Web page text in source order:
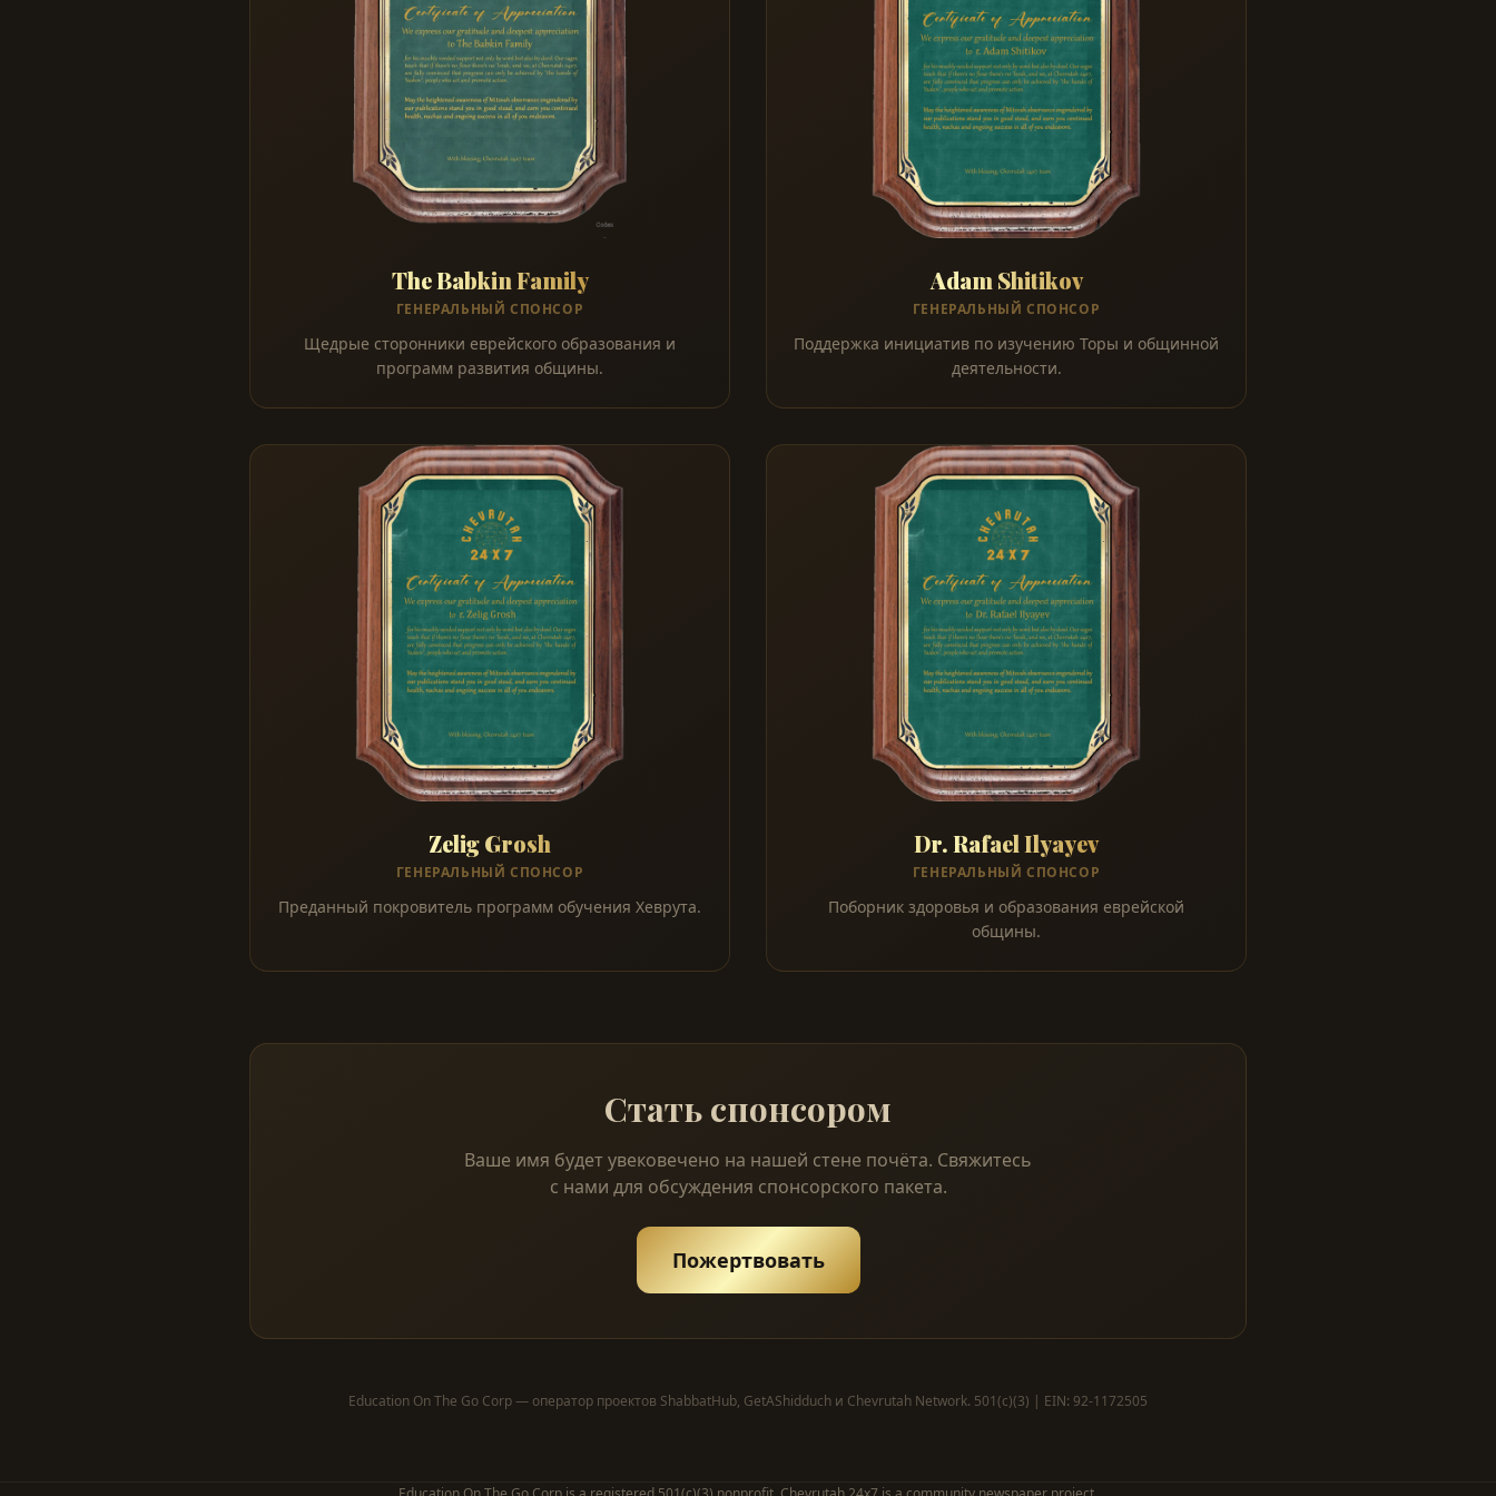
The Babkin Family
ГЕНЕРАЛЬНЫЙ СПОНСОР
Щедрые сторонники еврейского образования и
программ развития общины.
Adam Shitikov
ГЕНЕРАЛЬНЫЙ СПОНСОР
Поддержка инициатив по изучению Торы и общинной
деятельности.
Zelig Grosh
ГЕНЕРАЛЬНЫЙ СПОНСОР
Преданный покровитель программ обучения Хеврута.
Dr. Rafael Ilyayev
ГЕНЕРАЛЬНЫЙ СПОНСОР
Поборник здоровья и образования еврейской
общины.
Стать спонсором
Ваше имя будет увековечено на нашей стене почёта. Свяжитесь
с нами для обсуждения спонсорского пакета.
Пожертвовать
Education On The Go Corp — оператор проектов ShabbatHub, GetAShidduch и Chevrutah Network. 501(c)(3) | EIN: 92-1172505